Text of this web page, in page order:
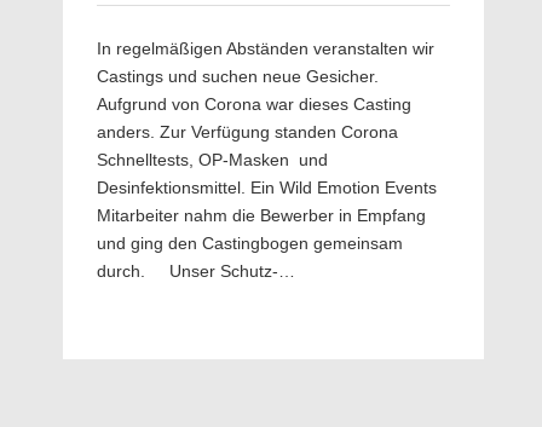
In regelmäßigen Abständen veranstalten wir
Castings und suchen neue Gesicher.
Aufgrund von Corona war dieses Casting
anders. Zur Verfügung standen Corona
Schnelltests, OP-Masken und
Desinfektionsmittel. Ein Wild Emotion Events
Mitarbeiter nahm die Bewerber in Empfang
und ging den Castingbogen gemeinsam
durch. Unser Schutz-…